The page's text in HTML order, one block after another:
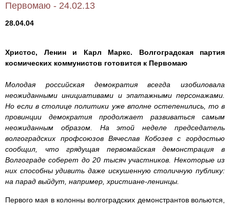
Первомаю - 24.02.13
28.04.04
Христос, Ленин и Карл Маркс. Волгоградская партия
космических коммунистов готовится к Первомаю
Молодая российская демократия всегда изобиловала
неожиданными инициативами и эпатажными персонажами.
Но если в столице политики уже вполне остепенились, то в
провинции демократия продолжает развиваться самым
неожиданным образом. На этой неделе председатель
волгоградских профсоюзов Вячеслав Кобозев с гордостью
сообщил, что грядущая первомайская демонстрация в
Волгограде соберет до 20 тысяч участников. Некоторые из
них способны удивить даже искушенную столичную публику:
на парад выйдут, например, христиане-ленинцы.
Первого мая в колонны волгоградских демонстрантов вольются,